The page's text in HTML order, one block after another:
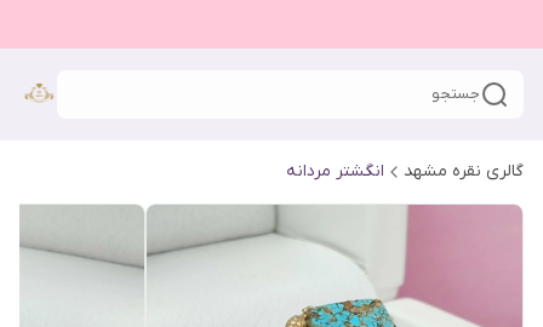
جستجو
گالری نقره مشهد انگشتر مردانه